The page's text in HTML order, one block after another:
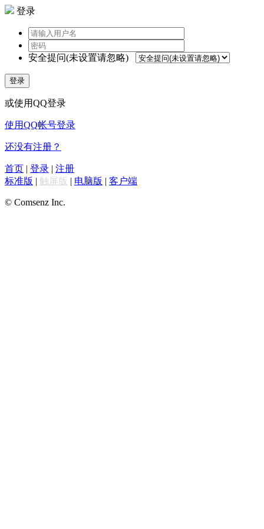
登录
安全提问(未设置请忽略)
登录
或使用QQ登录
使用QQ帐号登录
还没有注册？
首页 | 登录 | 注册
标准版 | 触屏版 | 电脑版 | 客户端
© Comsenz Inc.